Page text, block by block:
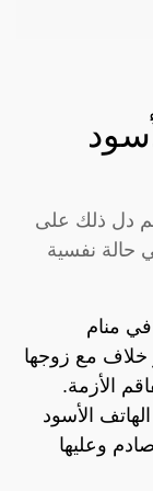
دل ذلك على
حالة نفسية
في منام
خلاف مع زوجها
الأزمة.
الأسود
وعليها